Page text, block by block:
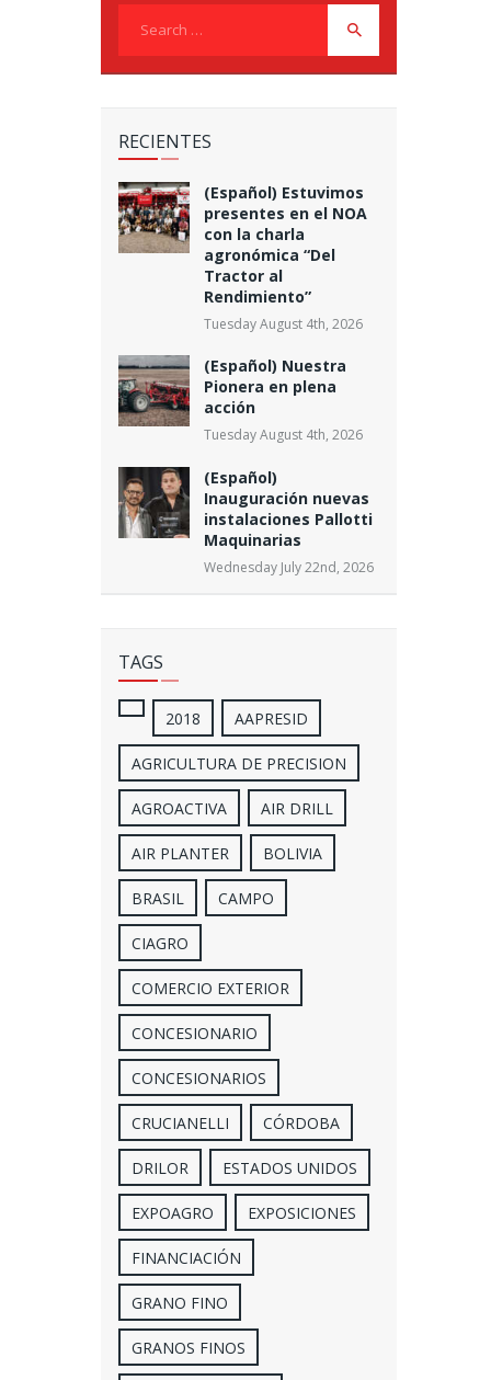
RECIENTES
(Español) Estuvimos
presentes en el NOA
con la charla
agronómica “Del
Tractor al
Rendimiento”
Tuesday August 4th, 2026
(Español) Nuestra
Pionera en plena
acción
Tuesday August 4th, 2026
(Español)
Inauguración nuevas
instalaciones Pallotti
Maquinarias
Wednesday July 22nd, 2026
TAGS
2018 AAPRESID
AGRICULTURA DE PRECISION
AGROACTIVA AIR DRILL
AIR PLANTER BOLIVIA
BRASIL CAMPO
CIAGRO
COMERCIO EXTERIOR
CONCESIONARIO
CONCESIONARIOS
CRUCIANELLI CÓRDOBA
DRILOR ESTADOS UNIDOS
EXPOAGRO EXPOSICIONES
FINANCIACIÓN
GRANO FINO
GRANOS FINOS